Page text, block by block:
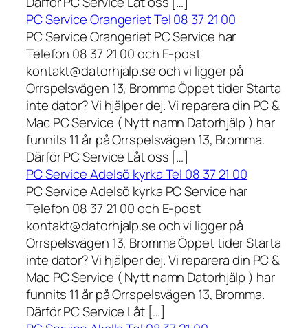
PC Service Orangeriet Tel 08 37 21 00
PC Service Orangeriet PC Service har
Telefon 08 37 21 00 och E-post
kontakt@datorhjalp.se och vi ligger på
Orrspelsvägen 13, Bromma Öppet tider Starta
inte dator? Vi hjälper dej. Vi reparera din PC &
Mac PC Service ( Nytt namn Datorhjälp ) har
funnits 11 år på Orrspelsvägen 13, Bromma.
Därför PC Service Låt oss […]
PC Service Adelsö kyrka Tel 08 37 21 00
PC Service Adelsö kyrka PC Service har
Telefon 08 37 21 00 och E-post
kontakt@datorhjalp.se och vi ligger på
Orrspelsvägen 13, Bromma Öppet tider Starta
inte dator? Vi hjälper dej. Vi reparera din PC &
Mac PC Service ( Nytt namn Datorhjälp ) har
funnits 11 år på Orrspelsvägen 13, Bromma.
Därför PC Service Låt […]